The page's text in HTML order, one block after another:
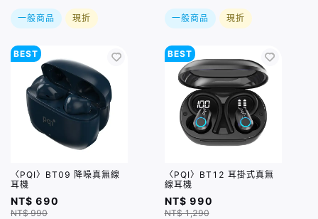
一般商品 現折 一般商品 現折
BEST
〈PQI〉BT09 降噪真無線
耳機
NT$ 690
NT$ 990
BEST
〈PQI〉BT12 耳掛式真無
線耳機
NT$ 990
NT$ 1,290